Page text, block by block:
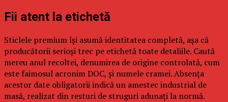
Fii atent la etichetă
Sticlele premium își asumă identitatea completă, așa că
producătorii serioși trec pe etichetă toate detaliile. Caută
mereu anul recoltei, denumirea de origine controlată, cum
este faimosul acronim DOC, și numele cramei. Absența
acestor date obligatorii indică un amestec industrial de
masă, realizat din resturi de struguri adunați la normă.